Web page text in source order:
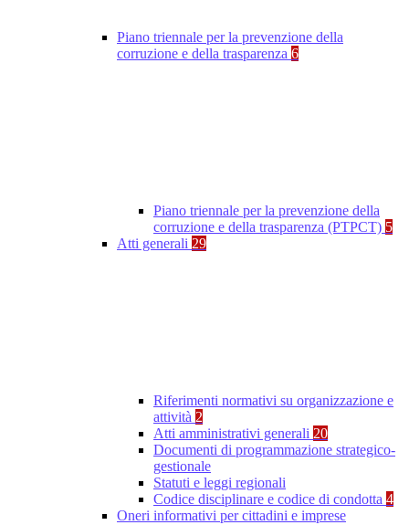
Piano triennale per la prevenzione della
corruzione e della trasparenza 6
Piano triennale per la prevenzione della
corruzione e della trasparenza (PTPCT) 5
Atti generali 29
Riferimenti normativi su organizzazione e
attività 2
Atti amministrativi generali 20
Documenti di programmazione strategico-
gestionale
Statuti e leggi regionali
Codice disciplinare e codice di condotta 4
Oneri informativi per cittadini e imprese